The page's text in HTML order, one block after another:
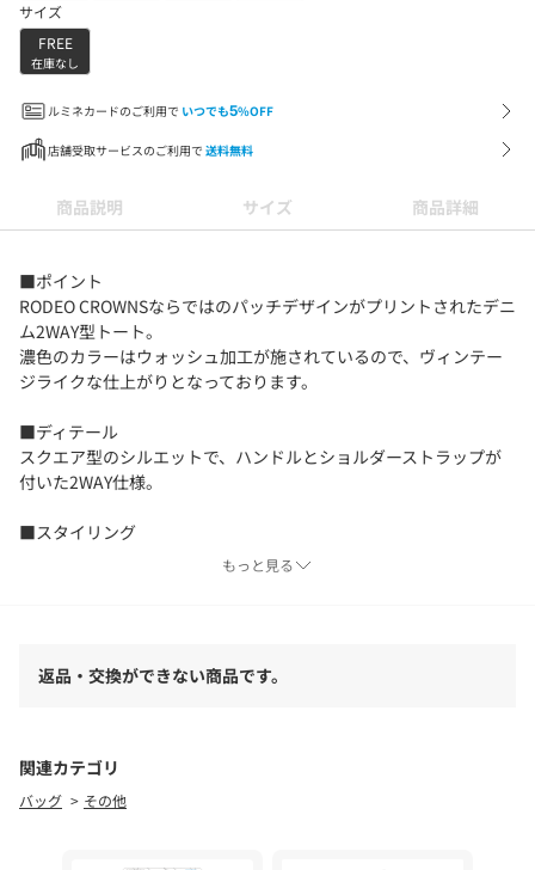
サイズ
FREE
在庫なし
ルミネカードのご利用で いつでも5%OFF
店舗受取サービスのご利用で 送料無料
商品説明 サイズ 商品詳細
■ポイント
RODEO CROWNSならではのパッチデザインがプリントされたデニ
ム2WAY型トート。
濃色のカラーはウォッシュ加工が施されているので、ヴィンテー
ジライクな仕上がりとなっております。
■ディテール
スクエア型のシルエットで、ハンドルとショルダーストラップが
付いた2WAY仕様。
■スタイリング
カジュアルなスタイリングに取り入れやすいミドルサイズトー
※お取り扱い上のご注意
意ください。
[注意事項]
もっと見る
返品・交換ができない商品です。
関連カテゴリ
バッグ その他